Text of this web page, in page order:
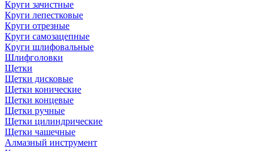
Круги зачистные
Круги лепестковые
Круги отрезные
Круги самозацепные
Круги шлифовальные
Шлифголовки
Щетки
Щетки дисковые
Щетки конические
Щетки концевые
Щетки ручные
Щетки цилиндрические
Щетки чашечные
Алмазный инструмент